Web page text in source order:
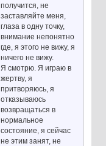
получится, не
заставляйте меня,
глаза в одну точку,
внимание непонятно
где, я этого не вижу, я
ничего не вижу.
Я смотрю. Я играю в
жертву, я
притворяюсь, я
отказываюсь
возвращаться в
нормальное
состояние, я сейчас
не этим занят, не